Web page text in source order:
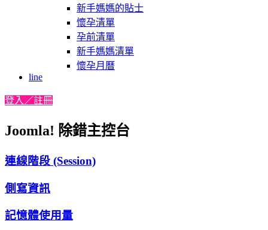
新手媽媽的貼士
懷孕清單
孕前清單
新手媽媽清單
懷孕月曆
line
登入／註冊
Joomla! 除錯主控台
連線階段 (Session)
側寫資訊
記憶體使用量